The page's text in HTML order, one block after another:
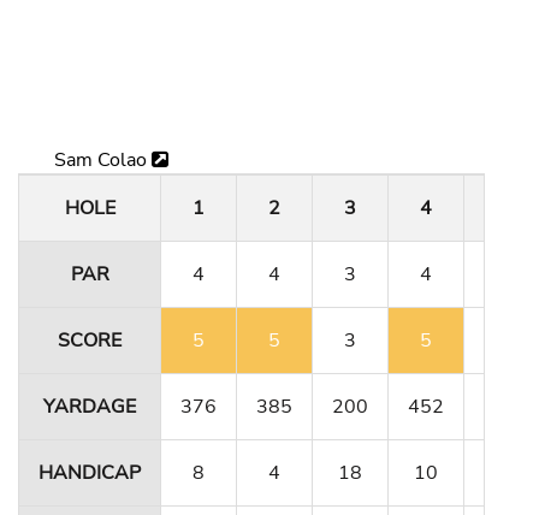
Sam Colao
HOLE
1 2 3 4
PAR 4 4 3 4
SCORE 5 5 3 5
YARDAGE 376 385 200 452
HANDICAP 8 4 18 10